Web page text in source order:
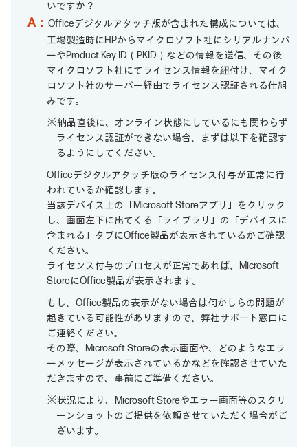
いですか？
A：Officeデジタルアタッチ版が含まれた構成については、
工場製造時にHPからマイクロソフト社にシリアルナンバ
ーやProduct Key ID（PKID）などの情報を送信、その後
マイクロソフト社にてライセンス情報を紐付け、マイク
ロソフト社のサーバー経由でライセンス認証される仕組
みです。
※納品直後に、オンライン状態にしているにも関わらず
ライセンス認証ができない場合、まずは以下を確認す
るようにしてください。
Officeデジタルアタッチ版のライセンス付与が正常に行
われているか確認します。
当該デバイス上の「Microsoft Storeアプリ」をクリック
し、画面左下に出てくる「ライブラリ」の「デバイスに
含まれる」タブにOffice製品が表示されているかご確認
ください。
ライセンス付与のプロセスが正常であれば、Microsoft
StoreにOffice製品が表示されます。
もし、Office製品の表示がない場合は何かしらの問題が
起きている可能性がありますので、弊社サポート窓口に
ご連絡ください。
その際、Microsoft Storeの表示画面や、どのようなエラ
ーメッセージが表示されているかなどを確認させていた
だきますので、事前にご準備ください。
※状況により、Microsoft Storeやエラー画面等のスクリ
ーンショットのご提供を依頼させていただく場合がご
ざいます。